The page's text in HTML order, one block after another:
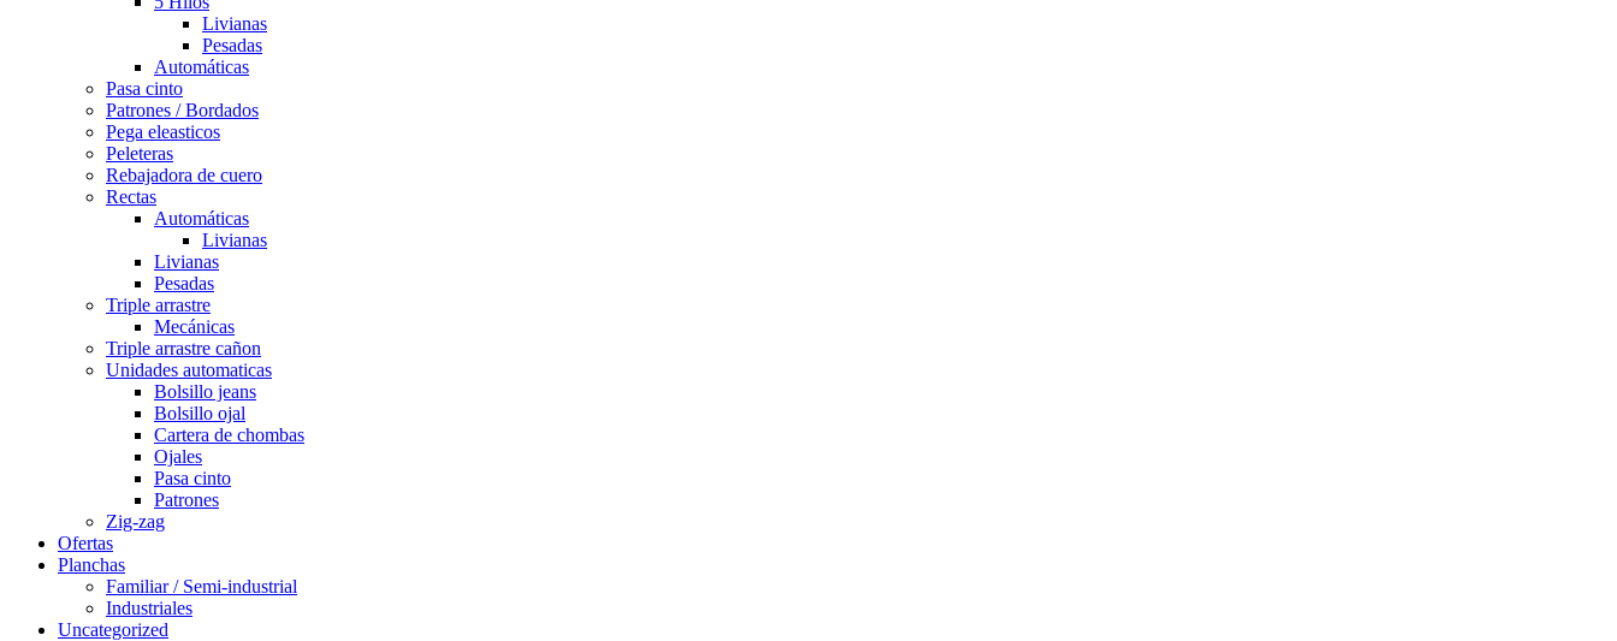
Livianas
Pesadas
Automáticas
Pasa cinto
Patrones / Bordados
Pega eleasticos
Peleteras
Rebajadora de cuero
Rectas
Automáticas
Livianas
Livianas
Pesadas
Triple arrastre
Mecánicas
Triple arrastre cañon
Unidades automaticas
Bolsillo jeans
Bolsillo ojal
Cartera de chombas
Ojales
Pasa cinto
Patrones
Zig-zag
Ofertas
Planchas
Familiar / Semi-industrial
Industriales
Uncategorized